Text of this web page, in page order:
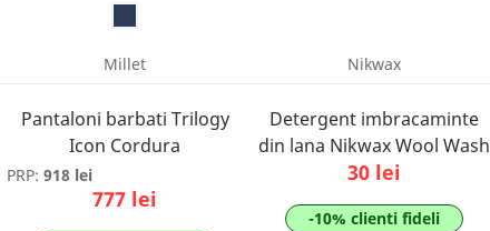
Millet
Pantaloni barbati Trilogy
Icon Cordura
PRP: 918 lei
777 lei
Nikwax
Detergent imbracaminte
din lana Nikwax Wool Wash
30 lei
-10% clienti fideli